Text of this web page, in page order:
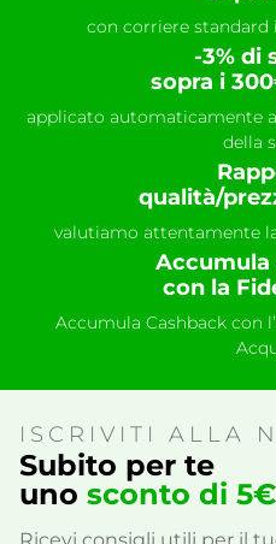
con corriere standard
-3% di
sopra i
applicato automaticamente
della
qualità/
valutiamo attentamente
Accumula
con la
Accumula Cashback con
ISCRIVITI ALLA
Subito per te
uno sconto di 5€